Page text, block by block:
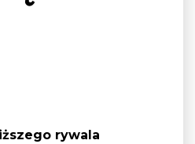
rywala